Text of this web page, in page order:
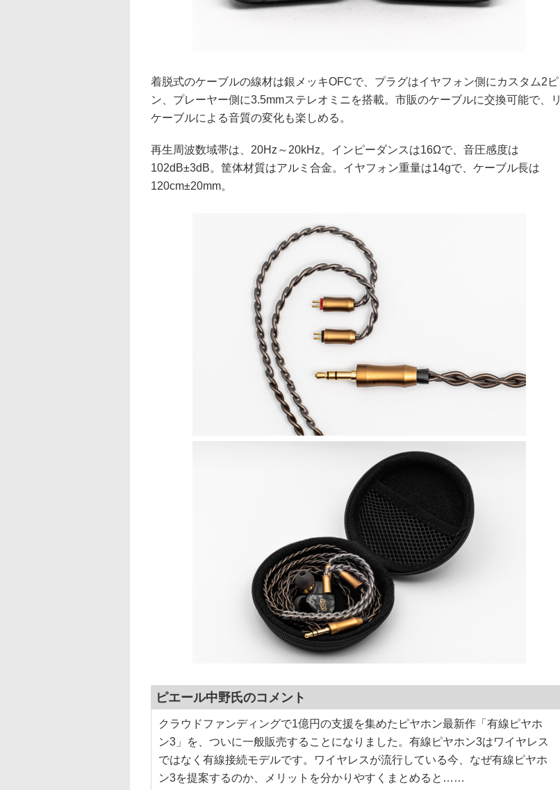
着脱式のケーブルの線材は銀メッキOFCで、プラグはイヤフォン側にカスタム2ピ
ン、プレーヤー側に3.5mmステレオミニを搭載。市販のケーブルに交換可能で、リ
ケーブルによる音質の変化も楽しめる。
再生周波数域帯は、20Hz～20kHz。インピーダンスは16Ωで、音圧感度は
102dB±3dB。筐体材質はアルミ合金。イヤフォン重量は14gで、ケーブル長は
120cm±20mm。
ピエール中野氏のコメント
クラウドファンディングで1億円の支援を集めたピヤホン最新作「有線ピヤホ
ン3」を、ついに一般販売することになりました。有線ピヤホン3はワイヤレス
ではなく有線接続モデルです。ワイヤレスが流行している今、なぜ有線ピヤホ
ン3を提案するのか、メリットを分かりやすくまとめると……